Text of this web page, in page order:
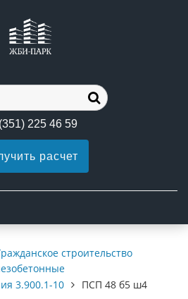
225 46 59
расчет
строительство
3.900.1-10
ПСП 48 б5 ш4